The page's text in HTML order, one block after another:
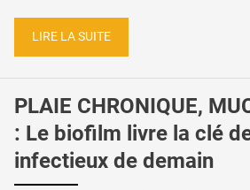
LIRE LA SUITE
PLAIE CHRONIQUE,
: Le biofilm livre la clé
infectieux de demain